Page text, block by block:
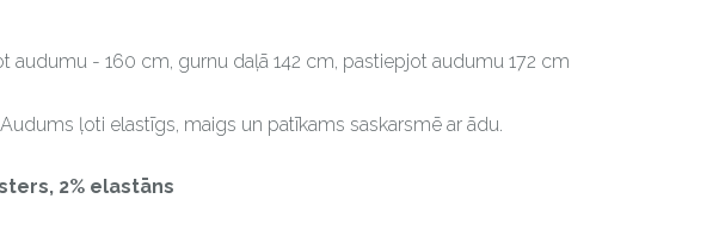
audumu - 160 cm, gurnu daļā 142 cm, pastiepjot audumu 172 cm
ļoti elastīgs, maigs un patīkams saskarsmē ar ādu.
2% elastāns